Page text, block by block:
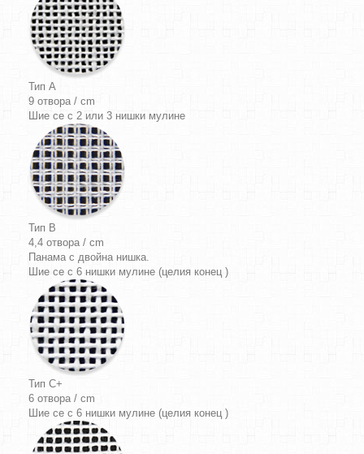
Тип A
9 отвора / cm
Шие се с 2 или 3 нишки мулине
Тип B
4,4 отвора / cm
Панама с двойна нишка.
Шие се с 6 нишки мулине (целия конец )
Тип C+
6 отвора / cm
Шие се с 6 нишки мулине (целия конец )